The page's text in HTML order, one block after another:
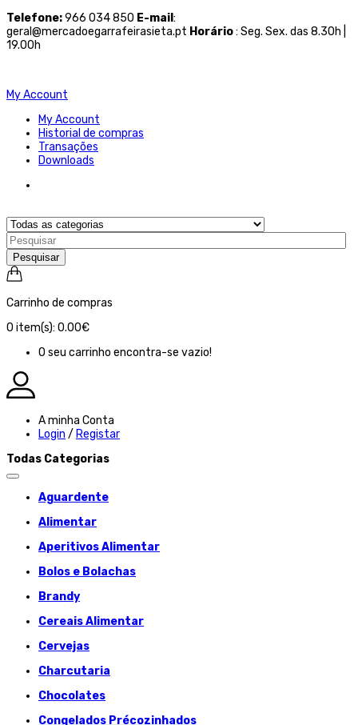
Telefone:966 034 850 E-mail :
geral@mercadoegarrafeirasieta.pt Horário: Seg. Sex. das 8.30h |
19.00h
My Account
My Account
Historial de compras
Transações
Downloads
Pesquisar
Carrinho de compras
0 item(s): 0.00€
O seu carrinho encontra-se vazio!
A minha Conta
Login / Registar
Todas Categorias
Aguardente
Alimentar
Aperitivos Alimentar
Bolos e Bolachas
Brandy
Cereais Alimentar
Cervejas
Charcutaria
Chocolates
Congelados Précozinhados